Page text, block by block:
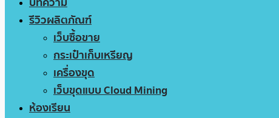
รีวิวผลิตภัณฑ์
เว็บซื้อขาย
กระเป๋าเก็บเหรียญ
เครื่องขุด
เว็บขุดแบบ Cloud Mining
ห้องเรียน